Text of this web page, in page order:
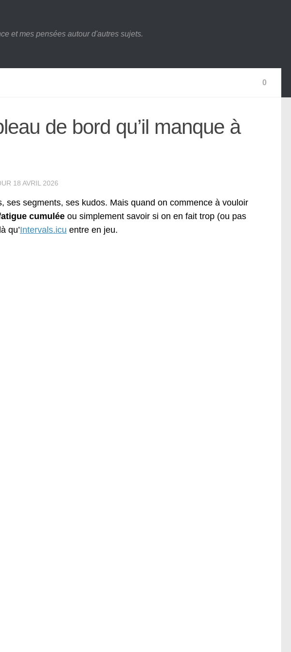
et mes pensées autour d'autres sujets.
0
de bord qu’il manque à
18 AVRIL 2026
ses segments, ses kudos. Mais quand on commence à vouloir
cumulée ou simplement savoir si on en fait trop (ou pas
qu’Intervals.icu entre en jeu.